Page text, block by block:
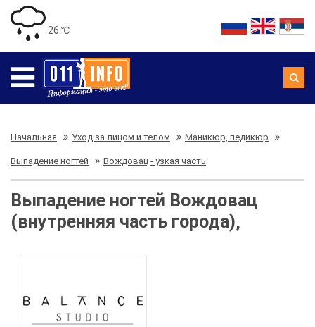
26 ℃
Начальная Уход за лицом и телом Маникюр, педикюр
Выпадение ногтей Вождовац - узкая часть
Выпадение ногтей Вождовац
(внутренняя часть города),